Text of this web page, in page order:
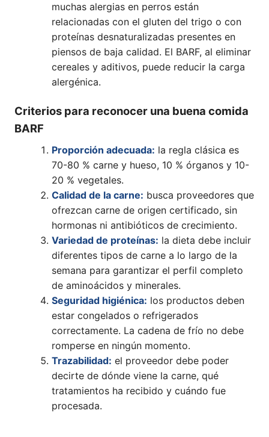
muchas alergias en perros están
relacionadas con el gluten del trigo o con
proteínas desnaturalizadas presentes en
piensos de baja calidad. El BARF, al eliminar
cereales y aditivos, puede reducir la carga
alergénica.
Criterios para reconocer una buena comida
BARF
Proporción adecuada: la regla clásica es
70-80 % carne y hueso, 10 % órganos y 10-
20 % vegetales.
Calidad de la carne: busca proveedores que
ofrezcan carne de origen certificado, sin
hormonas ni antibióticos de crecimiento.
Variedad de proteínas: la dieta debe incluir
diferentes tipos de carne a lo largo de la
semana para garantizar el perfil completo
de aminoácidos y minerales.
Seguridad higiénica: los productos deben
estar congelados o refrigerados
correctamente. La cadena de frío no debe
romperse en ningún momento.
Trazabilidad: el proveedor debe poder
decirte de dónde viene la carne, qué
tratamientos ha recibido y cuándo fue
procesada.